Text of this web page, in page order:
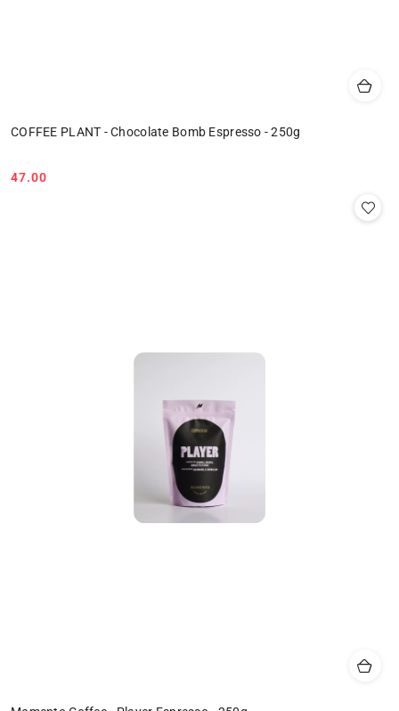
COFFEE PLANT - Chocolate Bomb Espresso - 250g
Cena:
47.00